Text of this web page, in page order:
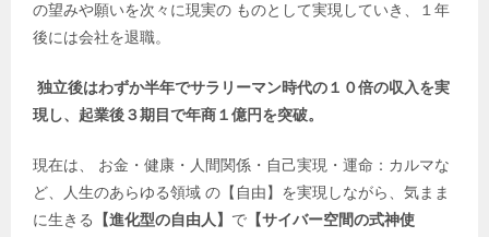
の望みや願いを次々に現実の ものとして実現していき、１年
後には会社を退職。
独立後はわずか半年でサラリーマン時代の１０倍の収入を実
現し、起業後３期目で年商１億円を突破。
現在は、 お金・健康・人間関係・自己実現・運命：カルマな
ど、人生のあらゆる領域 の【自由】を実現しながら、気まま
に生きる
【進化型の自由人】 で 【サイバー空間の式神使